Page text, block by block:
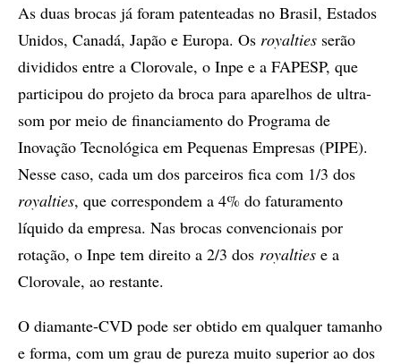
As duas brocas já foram patenteadas no Brasil, Estados
Unidos, Canadá, Japão e Europa. Os royalties serão
divididos entre a Clorovale, o Inpe e a FAPESP, que
participou do projeto da broca para aparelhos de ultra-
som por meio de financiamento do Programa de
Inovação Tecnológica em Pequenas Empresas (PIPE).
Nesse caso, cada um dos parceiros fica com 1/3 dos
royalties, que correspondem a 4% do faturamento
líquido da empresa. Nas brocas convencionais por
rotação, o Inpe tem direito a 2/3 dos royalties e a
Clorovale, ao restante.
O diamante-CVD pode ser obtido em qualquer tamanho
e forma, com um grau de pureza muito superior ao dos